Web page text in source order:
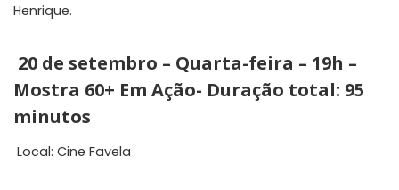
Henrique.
20 de setembro – Quarta-feira – 19h –
Mostra 60+ Em Ação- Duração total: 95
minutos
Local: Cine Favela